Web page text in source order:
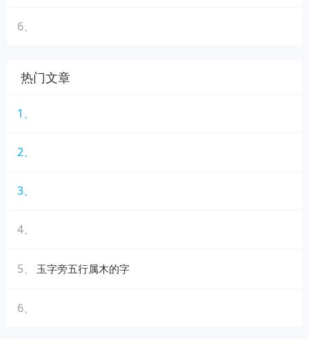
6、
热门文章
1、
2、
3、
4、
5、 玉字旁五行属木的字
6、